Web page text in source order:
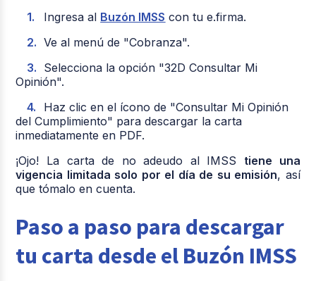
Ingresa al Buzón IMSS con tu e.firma.
Ve al menú de "Cobranza".
Selecciona la opción "32D Consultar Mi
Opinión".
Haz clic en el ícono de "Consultar Mi Opinión
del Cumplimiento" para descargar la carta
inmediatamente en PDF.
¡Ojo! La carta de no adeudo al IMSS tiene una
vigencia limitada solo por el día de su emisión, así
que tómalo en cuenta.
Paso a paso para descargar
tu carta desde el Buzón IMSS